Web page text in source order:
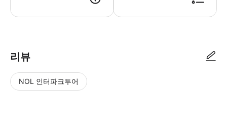
리뷰
NOL 인터파크투어